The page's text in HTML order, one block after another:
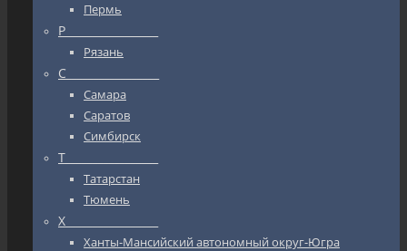
Пермь
Р_________________
Рязань
С_________________
Самара
Саратов
Симбирск
Т_________________
Татарстан
Тюмень
Х_________________
Ханты-Мансийский автономный округ-Югра